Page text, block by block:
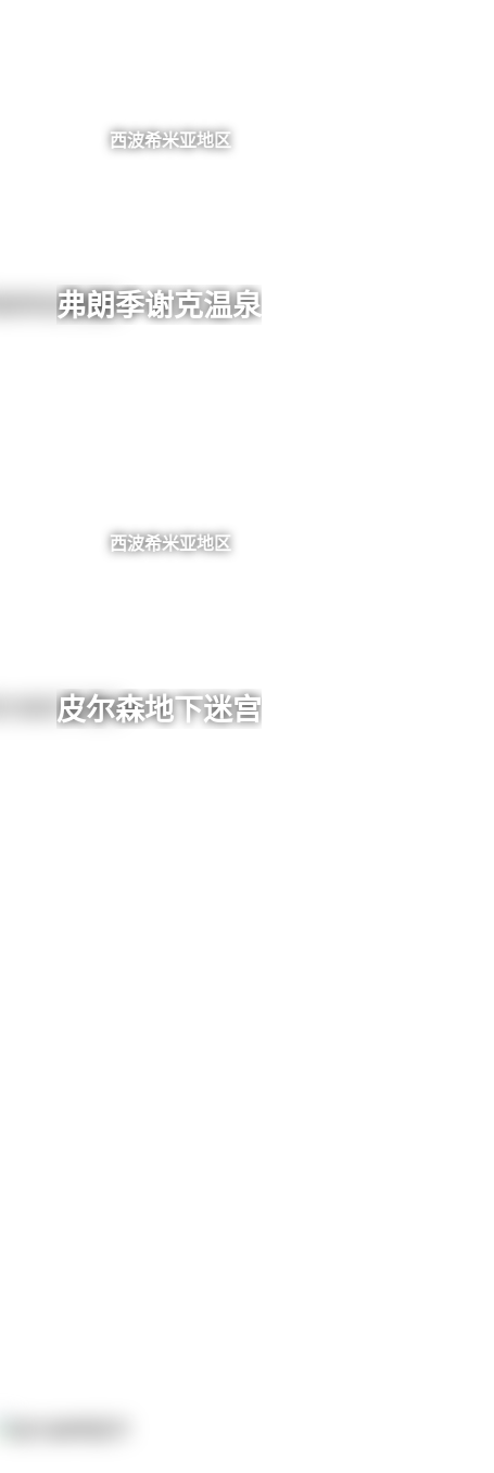
西波希米亚地区
弗朗季谢克温泉
西波希米亚地区
皮尔森地下迷宫